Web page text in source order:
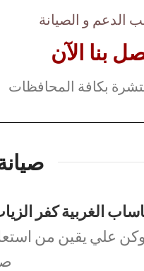
الدعم و الصيانة
بنا الآن
بكافة المحافظات
الغربية كفر
وكن علي يقين من